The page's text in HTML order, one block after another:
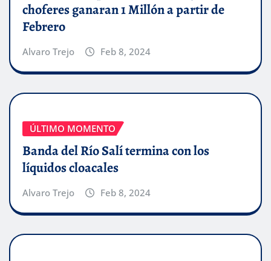
choferes ganaran 1 Millón a partir de
Febrero
Alvaro Trejo Feb 8, 2024
ÚLTIMO MOMENTO
Banda del Río Salí termina con los
líquidos cloacales
Alvaro Trejo Feb 8, 2024